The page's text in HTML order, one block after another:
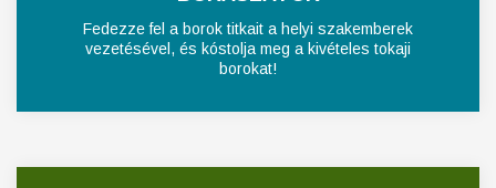
Fedezze fel a borok titkait a helyi szakemberek
vezetésével, és kóstolja meg a kivételes tokaji
borokat!